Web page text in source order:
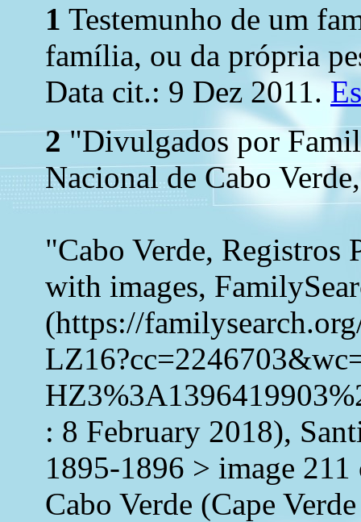
1 Testemunho de um
família, ou da própria
Data cit.: 9 Dez 2011.
2"Divulgados por
Nacional de Cabo
"Cabo Verde, Registros
with images,
(https://
: 8 February 2018),
1895-1896 > image
Cabo Verde (Cape